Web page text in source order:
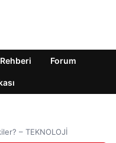
Forum
– TEKNOLOJİ